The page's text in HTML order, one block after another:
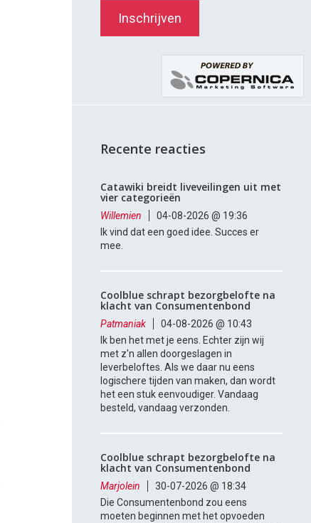
Inschrijven
Recente reacties
Catawiki breidt liveveilingen uit met
vier categorieën
Willemien
04-08-2026 @ 19:36
Ik vind dat een goed idee. Succes er
mee.
Coolblue schrapt bezorgbelofte na
klacht van Consumentenbond
Patmaniak
04-08-2026 @ 10:43
Ik ben het met je eens. Echter zijn wij
met z'n allen doorgeslagen in
leverbeloftes. Als we daar nu eens
logischere tijden van maken, dan wordt
het een stuk eenvoudiger. Vandaag
besteld, vandaag verzonden.
Coolblue schrapt bezorgbelofte na
klacht van Consumentenbond
Marjolein
30-07-2026 @ 18:34
Die Consumentenbond zou eens
moeten beginnen met het opvoeden